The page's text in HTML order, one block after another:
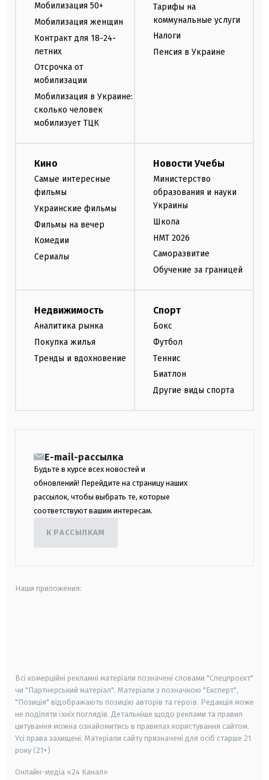
Мобилизация 50+
Мобилизация женщин
Контракт для 18-24-
летних
Отсрочка от
мобилизации
Мобилизация в Украине:
сколько человек
мобилизует ТЦК
Тарифы на
коммунальные услуги
Налоги
Пенсия в Украине
Кино
Самые интересные
фильмы
Украинские фильмы
Фильмы на вечер
Комедии
Сериалы
Новости Учебы
Министерство
образования и науки
Украины
Школа
НМТ 2026
Саморазвитие
Обучение за границей
Недвижимость
Аналитика рынка
Покупка жилья
Тренды и вдохновение
Спорт
Бокс
Футбол
Теннис
Биатлон
Другие виды спорта
E-mail-рассылка
Будьте в курсе всех новостей и
обновлений! Перейдите на страницу наших
рассылок, чтобы выбрать те, которые
соответствуют вашим интересам.
К РАССЫЛКАМ
Наши приложения:
Всі комерційні рекламні матеріали позначені словами "Спецпроєкт"
чи "Партнерський матеріал". Матеріали з позначкою "Експерт",
"Позиція" відображають позицію авторів та героїв. Редакція може
не поділяти їхніх поглядів. Детальніше щодо реклами та правил
цитування можна ознайомитись в правилах користування сайтом.
Усі права захищені. Матеріали сайту призначені для осіб старше 21
року (21+)
Онлайн-медіа «24 Канал»